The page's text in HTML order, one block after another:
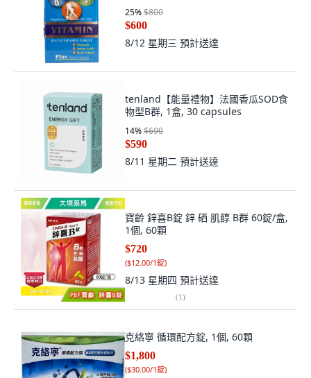
25%$800
$600
8/12 星期三 預計送達
tenland【能量禮物】法國香瓜SOD食
物型B群, 1盒, 30 capsules
14%$690
$590
8/11 星期二 預計送達
寶齡 鋅喜B錠 鋅 硒 肌醇 B群 60錠/盒,
1個, 60顆
$720
($12.00/1錠)
8/13 星期四 預計送達
(1)
克絡寧 循環配方錠, 1個, 60顆
$1,800
($30.00/1錠)